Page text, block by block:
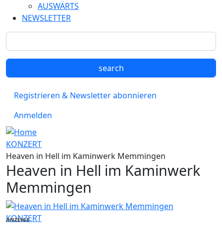
AUSWÄRTS
NEWSLETTER
Registrieren & Newsletter abonnieren
Anmelden
KONZERT
Heaven in Hell im Kaminwerk Memmingen
Heaven in Hell im Kaminwerk
Memmingen
KONZERT
ANZEIGE